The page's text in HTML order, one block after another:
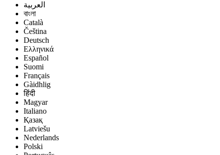
العربية
বাংলা
Català
Čeština
Deutsch
Ελληνικά
Español
Suomi
Français
Gàidhlig
हिंदी
Magyar
Italiano
Қазақ
Latviešu
Nederlands
Polski